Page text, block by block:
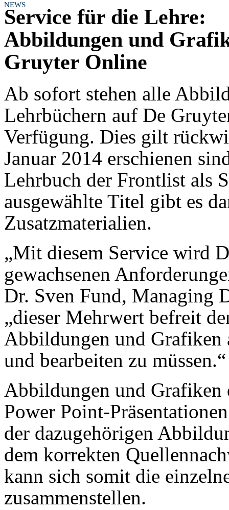
NEWS
Service für die Lehre:
Abbildungen und
Gruyter Online
Ab sofort stehen alle
Lehrbüchern auf De
Verfügung. Dies gilt
Januar 2014 erschienen
Lehrbuch der Frontlist als
ausgewählte Titel gibt es
Zusatzmaterialien.
„Mit diesem Service wird
gewachsenen
Dr. Sven Fund, Managing
„dieser Mehrwert befreit
Abbildungen und Grafiken
und bearbeiten zu müssen.“
Abbildungen und Grafiken
Power Point-
der dazugehörigen
dem korrekten
kann sich somit die
zusammenstellen.